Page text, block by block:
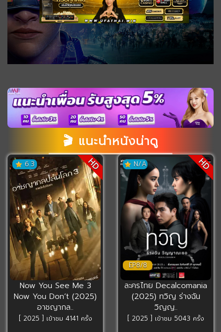
1
hour,
minutes,
17
seconds
🎬 แนะนำหนังน่าดู
6.3 HD
Now You See Me 3
Now You Don’t (2025)
อาชญากล..
[ 2025 ] เข้าชม 4141 ครั้ง
N/A
EP8/8
HD
ละครไทย Decalcomania
(2025) ทวิญ ร่างฉัน
วิญญ..
[ 2025 ] เข้าชม 5043 ครั้ง